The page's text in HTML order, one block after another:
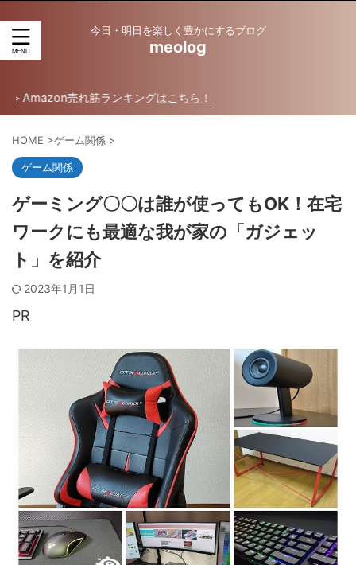
今日・明日を楽しく豊かにするブログ
meolog
売れ筋ランキングはこちら！
HOME >ゲーム関係 >
ゲーム関係
ゲーミング〇〇は誰が使ってもOK！在宅
ワークにも最適な我が家の「ガジェッ
ト」を紹介
2023年1月1日
PR